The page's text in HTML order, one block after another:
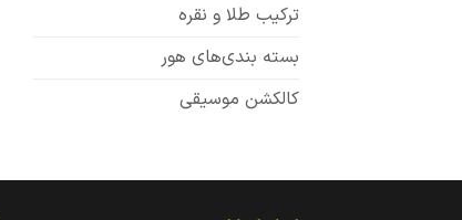
ترکیب طلا و نقره
بسته بندی‌های هور
کالکشن موسیقی